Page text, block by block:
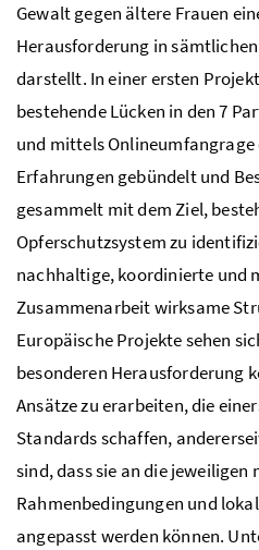
Gewalt gegen ältere Frauen
Herausforderung in
darstellt. In einer ersten
bestehende Lücken in den 7
und mittels
Erfahrungen gebündelt und
gesammelt mit dem Ziel,
Opferschutzsystem zu
nachhaltige, koordinierte und
Zusammenarbeit wirksame
Europäische Projekte sehen
besonderen Herausforderung
Ansätze zu erarbeiten, die
Standards schaffen,
sind, dass sie an die
Rahmenbedingungen und
angepasst werden können.